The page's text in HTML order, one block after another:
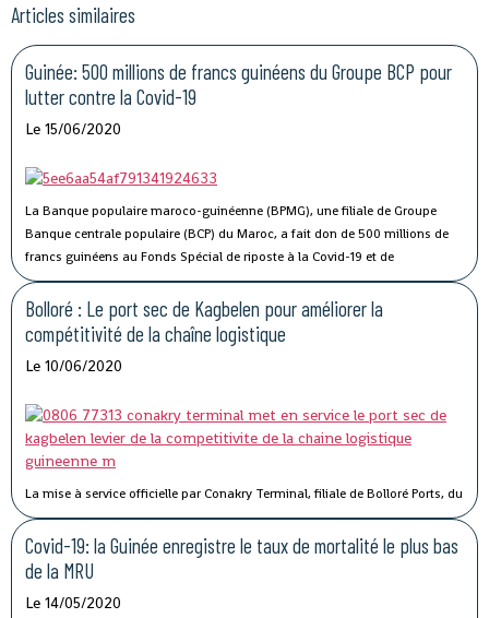
Articles similaires
Guinée: 500 millions de francs guinéens du Groupe BCP pour
lutter contre la Covid-19
Le 15/06/2020
La Banque populaire maroco-guinéenne (BPMG), une filiale de Groupe
Banque centrale populaire (BCP) du Maroc, a fait don de 500 millions de
francs guinéens au Fonds Spécial de riposte à la Covid-19 et de
stabilisation économique de la Guinée.
Bolloré : Le port sec de Kagbelen pour améliorer la
compétitivité de la chaîne logistique
Le 10/06/2020
La mise à service officielle par Conakry Terminal, filiale de Bolloré Ports, du
port sec de Kagbelen, permettra « l’amélioration des performances et la
compétitivité du Port Autonome de Conakry ».« Le développement du port
sec de Kagbelen répond au double défi de la gestion optimale des espaces
de stockage du terminal à conteneurs et de la célérité des services de
livraison des véhicules. En complément des nouveaux portiques de parc
Covid-19: la Guinée enregistre le taux de mortalité le plus bas
de la MRU
Le 14/05/2020